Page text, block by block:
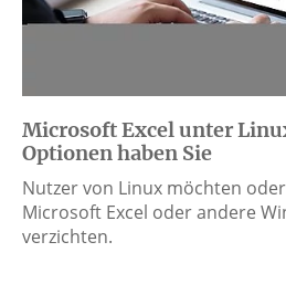
Microsoft Excel unter
Optionen haben Sie
Nutzer von Linux möchten
Microsoft Excel oder andere
verzichten.